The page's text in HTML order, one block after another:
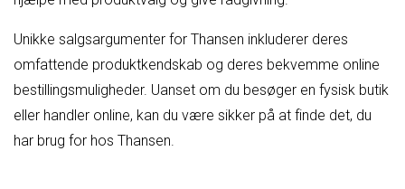
Unikke salgsargumenter for Thansen inkluderer deres
omfattende produktkendskab og deres bekvemme online
bestillingsmuligheder. Uanset om du besøger en fysisk butik
eller handler online, kan du være sikker på at finde det, du
har brug for hos Thansen.